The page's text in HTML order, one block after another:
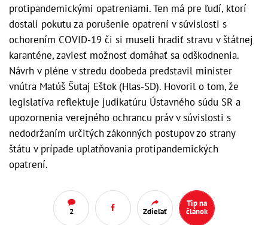
protipandemickými opatreniami. Ten má pre ľudí, ktorí
dostali pokutu za porušenie opatrení v súvislosti s
ochorením COVID-19 či si museli hradiť stravu v štátnej
karanténe, zaviesť možnosť domáhať sa odškodnenia.
Návrh v pléne v stredu doobeda predstavil minister
vnútra Matúš Šutaj Eštok (Hlas-SD). Hovoril o tom, že
legislatíva reflektuje judikatúru Ústavného súdu SR a
upozornenia verejného ochrancu práv v súvislosti s
nedodržaním určitých zákonných postupov zo strany
štátu v prípade uplatňovania protipandemických
opatrení.
2 Zdieľať
Tip na
článok